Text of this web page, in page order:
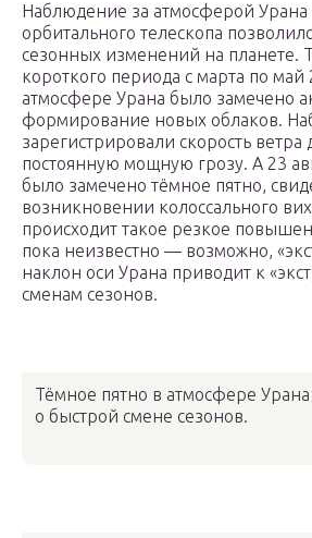
Наблюдение за атмосферой
орбитального телескопа
сезонных изменений на планете.
короткого периода с марта по май
атмосфере Урана было замечено
формирование новых облаков.
зарегистрировали скорость ветра
постоянную мощную грозу. А 23
было замечено тёмное пятно,
возникновении колоссального
происходит такое резкое
пока неизвестно — возможно,
наклон оси Урана приводит к
сменам сезонов.
Тёмное пятно в атмосфере Урана
о быстрой смене сезонов.